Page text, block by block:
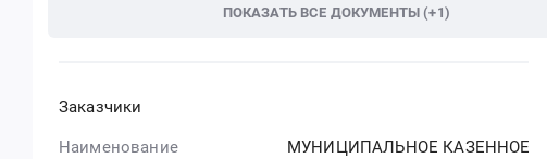
ПОКАЗАТЬ ВСЕ ДОКУМЕНТЫ (+1)
Заказчики
Наименование
МУНИЦИПАЛЬНОЕ КАЗЕННОЕ